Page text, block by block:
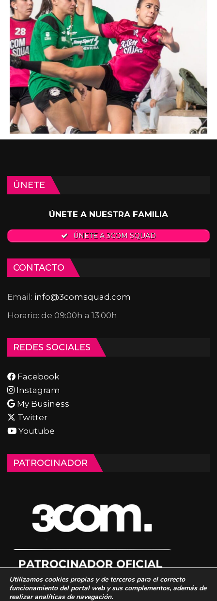
ÚNETE
ÚNETE A NUESTRA FAMILIA
ÚNETE A 3COM SQUAD
CONTACTO
Email: info@3comsquad.com
Horario: de 09:00h a 13:00h
REDES SOCIALES
Facebook
Instagram
My Business
Twitter
Youtube
PATROCINADOR
Utilizamos cookies propias y de terceros para el correcto
funcionamiento del portal web y sus complementos, además de
realizar analíticas de navegación.